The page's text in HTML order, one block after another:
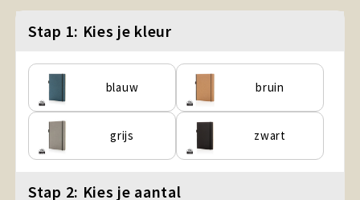
Tassen
Textiel, Kleding en Caps
Wijngeschenken
Stap 1: Kies je kleur
blauw bruin
grijs zwart
Stap 2: Kies je aantal